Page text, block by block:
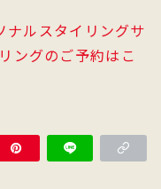
ナルスタイリングサ
ングのご予約はこ